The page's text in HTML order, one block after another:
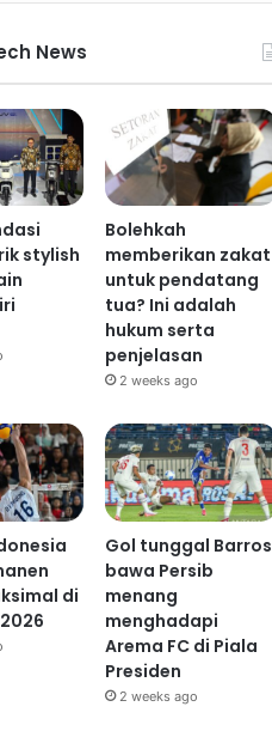
News
stylish
Bolehkah
memberikan zakat
untuk pendatang
tua? Ini adalah
hukum serta
penjelasan
2 weeks ago
di
Gol tunggal Barros
bawa Persib
menang
menghadapi
Arema FC di Piala
Presiden
2 weeks ago